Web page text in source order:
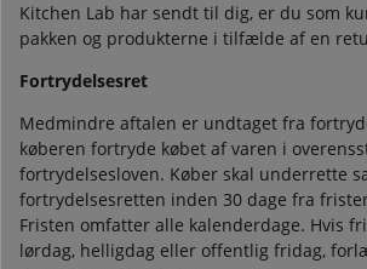
Kitchen Lab har sendt til dig, er du som
pakken og produkterne i tilfælde af en
Fortrydelsesret
Medmindre aftalen er undtaget fra
køberen fortryde købet af varen i
fortrydelsesloven. Køber skal underrette
fortrydelsesretten inden 30 dage fra
Fristen omfatter alle kalenderdage. Hvis
lørdag, helligdag eller offentlig fridag,